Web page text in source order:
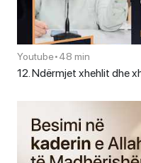
Youtube•48 min
12. Ndërmjet xhehlit dhe